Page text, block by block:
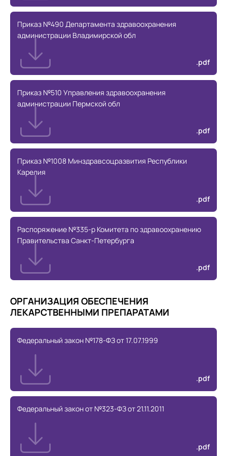
Приказ №490 Департамента здравоохранения
администрации Владимирской обл
.pdf
Приказ №510 Управления здравоохранения
администрации Пермской обл
.pdf
Приказ №1008 Минздравсоцразвития Республики
Карелия
.pdf
Распоряжение №335-р Комитета по здравоохранению
Правительства Санкт-Петербурга
.pdf
ОРГАНИЗАЦИЯ ОБЕСПЕЧЕНИЯ
ЛЕКАРСТВЕННЫМИ ПРЕПАРАТАМИ
Федеральный закон №178-ФЗ от 17.07.1999
.pdf
Федеральный закон от №323-ФЗ от 21.11.2011
.pdf